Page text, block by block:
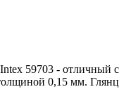
59703 - отличный
0,15 мм.